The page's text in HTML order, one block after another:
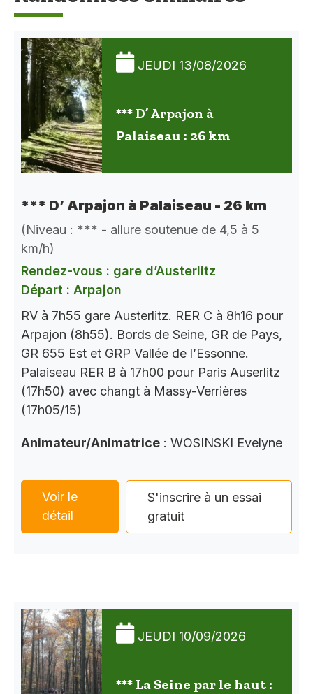
JEUDI 13/08/2026
*** D’ Arpajon à
Palaiseau : 26 km
*** D’ Arpajon à Palaiseau - 26 km
(Niveau : *** - allure soutenue de 4,5 à 5
km/h)
Rendez-vous : gare d’Austerlitz
Départ : Arpajon
RV à 7h55 gare Austerlitz. RER C à 8h16 pour
Arpajon (8h55). Bords de Seine, GR de Pays,
GR 655 Est et GRP Vallée de l’Essonne.
Palaiseau RER B à 17h00 pour Paris Auserlitz
(17h50) avec changt à Massy-Verrières
(17h05/15)
Animateur/Animatrice : WOSINSKI Evelyne
Voir le
détail
S'inscrire à un essai
gratuit
JEUDI 10/09/2026
*** La Seine par le haut :